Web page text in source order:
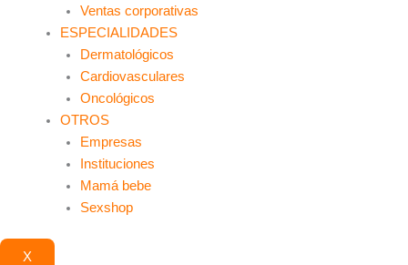
Ventas corporativas
ESPECIALIDADES
Dermatológicos
Cardiovasculares
Oncológicos
OTROS
Empresas
Instituciones
Mamá bebe
Sexshop
X